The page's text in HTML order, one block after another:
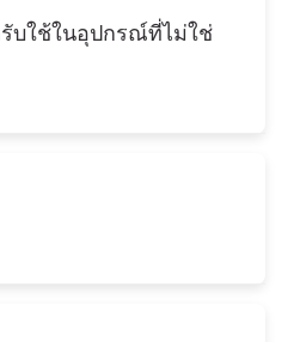
รับใช้ในอุปกรณ์ที่ไม่ใช่